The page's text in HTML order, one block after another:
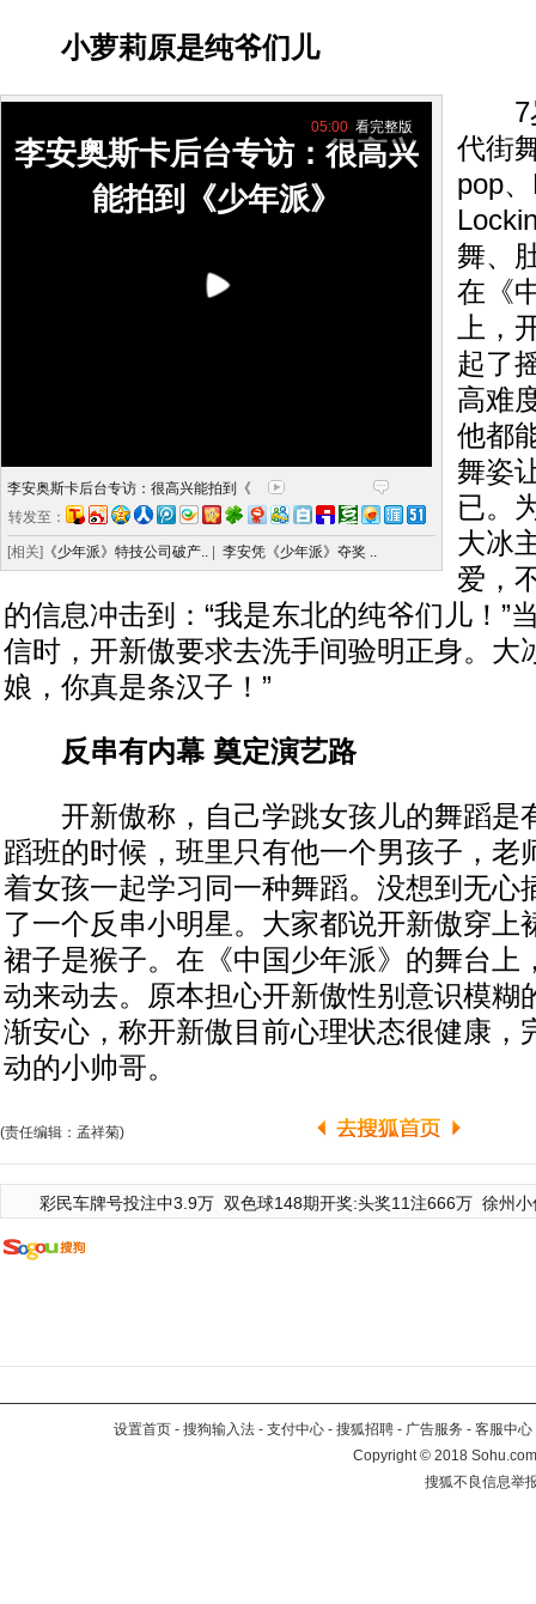
小萝莉原是纯爷们儿
李安奥斯卡后台专访：很高兴
能拍到《少年派》
05:00 看完整版
李安奥斯卡后台专访：很高兴能拍到《
转发至：
[相关] 《少年派》特技公司破产.. 李安凭《少年派》夺奖 ..
7岁
代街
pop
舞、
在《
上，
起了
高难
他都
舞姿
已。
大冰
爱，
的信息冲击到：“我是东北的纯爷们儿！”
信时，开新傲要求去洗手间验明正身。大
娘，你真是条汉子！”
反串有内幕 奠定演艺路
开新傲称，自己学跳女孩儿的舞蹈是
蹈班的时候，班里只有他一个男孩子，老
着女孩一起学习同一种舞蹈。没想到无心
了一个反串小明星。大家都说开新傲穿上
裙子是猴子。在《中国少年派》的舞台上
动来动去。原本担心开新傲性别意识模糊
渐安心，称开新傲目前心理状态很健康，
动的小帅哥。
(责任编辑：孟祥菊)
彩民车牌号投注中3.9万 双色球148期开奖:头奖11注666万 徐州
设置首页 - 搜狗输入法 - 支付中心 - 搜狐招聘 - 广告服务 - 客服中心
Copyright©2018
搜狐不良信息举